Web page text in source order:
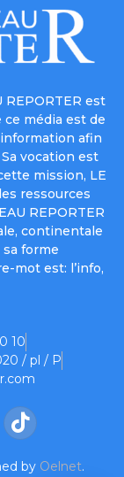
REPORTER est
ce média est de
afin
vocation est
mission, LE
ressources
REPORTER
continentale
forme
mot est: l’info,
10
/ pl / P
TikTok
by Oelnet.